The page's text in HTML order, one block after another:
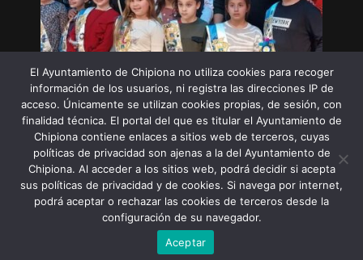
Síguenos en Instagram
El Ayuntamiento de Chipiona no utiliza cookies para recoger
información de los usuarios, ni registra las direcciones IP de
acceso. Únicamente se utilizan cookies propias, de sesión, con
finalidad técnica. El portal del que es titular el Ayuntamiento de
Chipiona contiene enlaces a sitios web de terceros, cuyas
políticas de privacidad son ajenas a la del Ayuntamiento de
Chipiona. Al acceder a los sitios web, podrá decidir si acepta
sus políticas de privacidad y de cookies. Si navega por internet,
podrá aceptar o rechazar las cookies de terceros desde la
configuración de su navegador.
Aceptar